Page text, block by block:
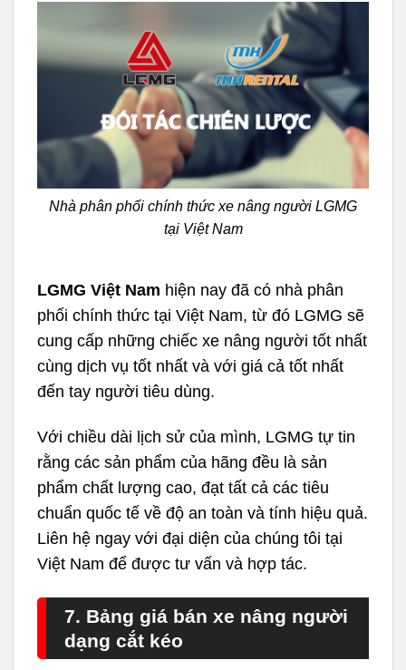
Nhà phân phối chính thức xe nâng người LGMG
tại Việt Nam
LGMG Việt Nam hiện nay đã có nhà phân
phối chính thức tại Việt Nam, từ đó LGMG sẽ
cung cấp những chiếc xe nâng người tốt nhất
cùng dịch vụ tốt nhất và với giá cả tốt nhất
đến tay người tiêu dùng.
Với chiều dài lịch sử của mình, LGMG tự tin
rằng các sản phẩm của hãng đều là sản
phẩm chất lượng cao, đạt tất cả các tiêu
chuẩn quốc tế về độ an toàn và tính hiệu quả.
Liên hệ ngay với đại diện của chúng tôi tại
Việt Nam để được tư vấn và hợp tác.
7. Bảng giá bán xe nâng người
dạng cắt kéo